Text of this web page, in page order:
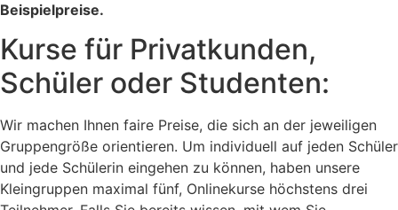
Beispielpreise.
Kurse für Privatkunden,
Schüler oder Studenten:
Wir machen Ihnen faire Preise, die sich an der jeweiligen
Gruppengröße orientieren. Um individuell auf jeden Schüler
und jede Schülerin eingehen zu können, haben unsere
Kleingruppen maximal fünf, Onlinekurse höchstens drei